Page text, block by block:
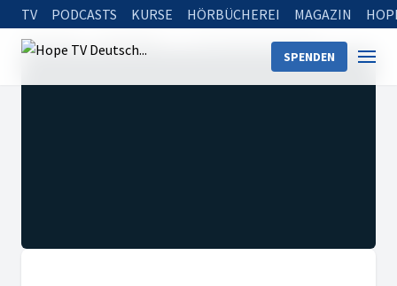
TV PODCASTS KURSE HÖRBÜCHEREI MAGAZIN
SPENDEN
Startseite Die Gesprächsleitung